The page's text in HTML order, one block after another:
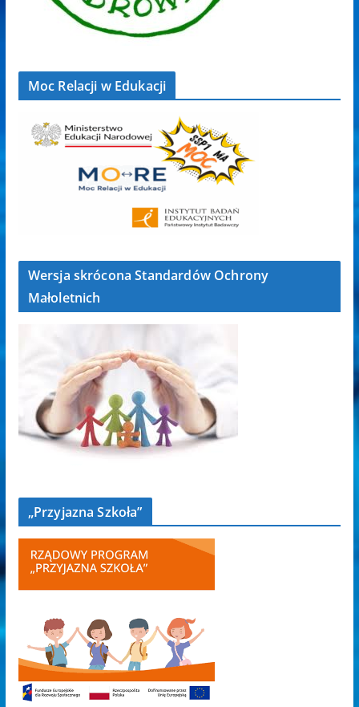
Moc Relacji w Edukacji
Wersja skrócona Standardów Ochrony
Małoletnich
„Przyjazna Szkoła”